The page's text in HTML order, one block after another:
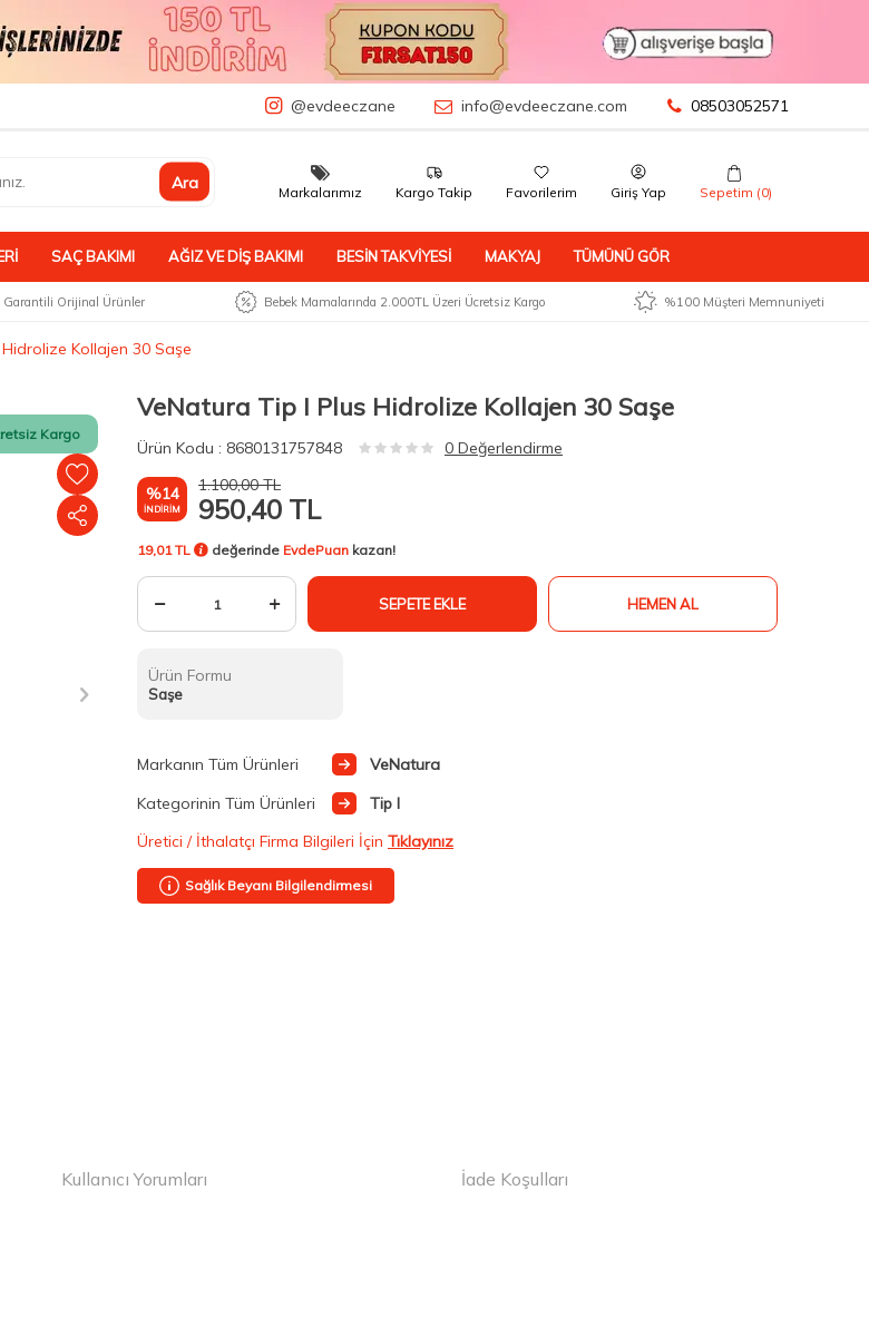
@evdeeczane info@evdeeczane.com 08503052571
Ara Markalarımız Kargo Takip Favorilerim Giriş Yap Sepetim (0)
SAÇ BAKIMI AĞIZ VE DIŞ BAKIMI BESIN TAKVIYESI MAKYAJ TÜMÜNÜ GÖR
Garantili Orijinal Ürünler Bebek Mamalarında 2.000TL Üzeri Ücretsiz Kargo %100 Müşteri Memnuniyeti
Kollajen 30 Saşe
Kargo
VeNatura Tip I Plus Hidrolize Kollajen 30 Saşe
Ürün Kodu : 8680131757848 0 Değerlendirme
%14
İNDIRIM
1.100,00TL
950,40 TL
19,01 TL değerinde EvdePuan kazan!
SEPETE EKLE HEMEN AL
Ürün Formu
Saşe
Markanın Tüm Ürünleri
VeNatura
Kategorinin Tüm Ürünleri
Tip I
Üretici / İthalatçı Firma Bilgileri İçin Tıklayınız
Sağlık Beyanı Bilgilendirmesi
Kullanıcı Yorumları İade Koşulları